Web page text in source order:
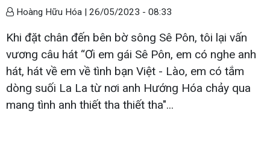
Hoàng Hữu Hóa | 26/05/2023 - 08:33
Khi đặt chân đến bên bờ sông Sê Pôn, tôi lại vấn
vương câu hát “Ơi em gái Sê Pôn, em có nghe anh
hát, hát về em về tình bạn Việt - Lào, em có tắm
dòng suối La La từ nơi anh Hướng Hóa chảy qua
mang tình anh thiết tha thiết tha"...